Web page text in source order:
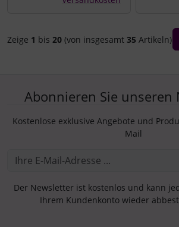
Zeige 1 bis 20 (von insgesamt35 Artikeln)
Abonnieren Sie unseren
Kostenlose exklusive Angebote und
Mail
Der Newsletter ist kostenlos und kann
Ihrem Kundenkonto wieder